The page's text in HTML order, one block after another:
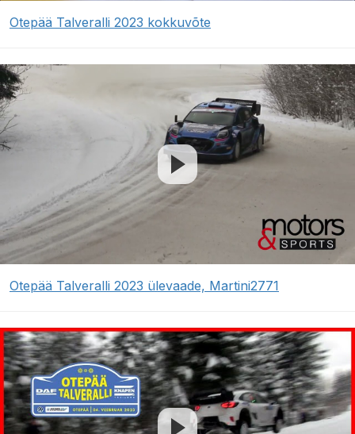
Otepää Talveralli 2023 kokkuvõte
Otepää Talveralli 2023 ülevaade, Martini2771